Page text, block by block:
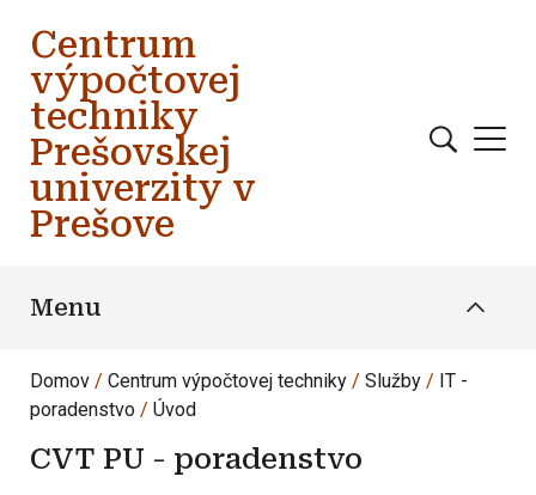
Centrum
výpočtovej
techniky
Prešovskej
univerzity v
Prešove
Menu
Domov Centrum výpočtovej techniky Služby
IT -
poradenstvo
Úvod
CVT PU - poradenstvo